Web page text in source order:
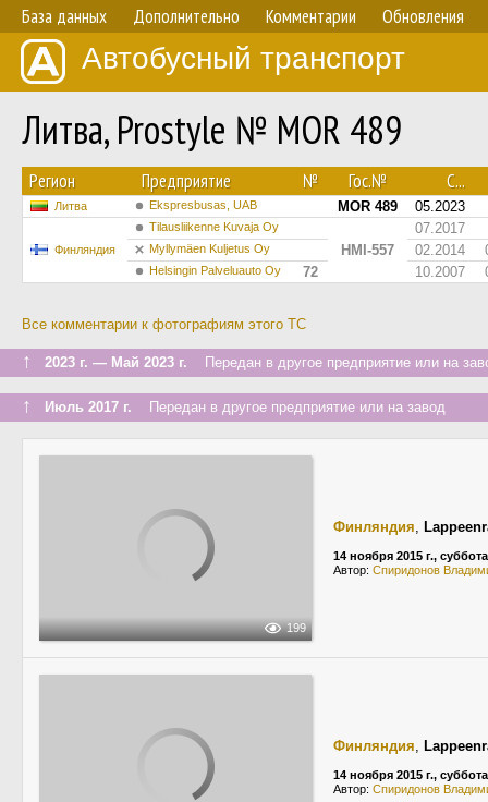
База данных Дополнительно Комментарии Обновления
Автобусный транспорт
Литва, Prostyle № MOR 489
Регион Предприятие № Гос.№ С...
Литва Ekspresbusas, UAB MOR 489 05.2023
Финляндия
Tilausliikenne Kuvaja Oy
HMI-557
07.2017
Myllymäen Kuljetus Oy 02.2014
Helsingin Palveluauto Oy 72 10.2007
Все комментарии к фотографиям этого ТС
↑ 2023 г. — Май 2023 г. Передан в другое предприятие или на
↑ Июль 2017 г. Передан в другое предприятие или на завод
199
Финляндия,
14 ноября 2015 г., суббота
Автор: Спиридонов
Финляндия,
14 ноября 2015 г., суббота
Автор: Спиридонов